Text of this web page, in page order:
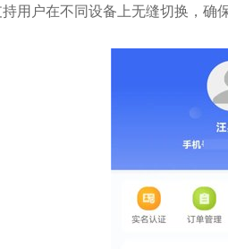
用户在不同设备上无缝切换，确